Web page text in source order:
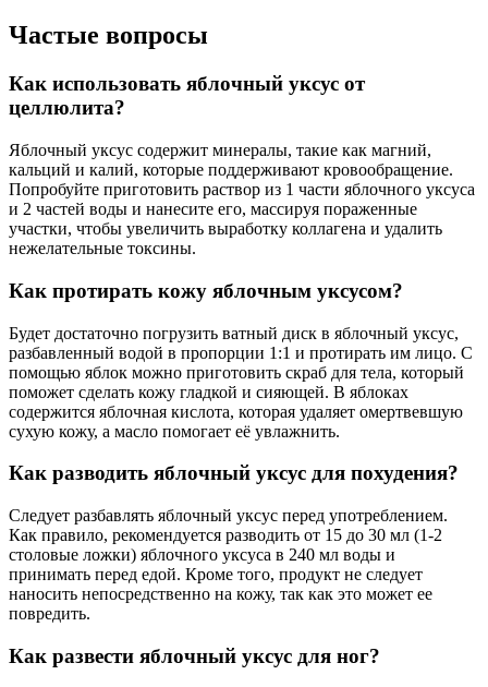
Частые вопросы
Как использовать яблочный уксус от
целлюлита?
Яблочный уксус содержит минералы, такие как магний,
кальций и калий, которые поддерживают кровообращение.
Попробуйте приготовить раствор из 1 части яблочного уксуса
и 2 частей воды и нанесите его, массируя пораженные
участки, чтобы увеличить выработку коллагена и удалить
нежелательные токсины.
Как протирать кожу яблочным уксусом?
Будет достаточно погрузить ватный диск в яблочный уксус,
разбавленный водой в пропорции 1:1 и протирать им лицо. С
помощью яблок можно приготовить скраб для тела, который
поможет сделать кожу гладкой и сияющей. В яблоках
содержится яблочная кислота, которая удаляет омертвевшую
сухую кожу, а масло помогает её увлажнить.
Как разводить яблочный уксус для похудения?
Следует разбавлять яблочный уксус перед употреблением.
Как правило, рекомендуется разводить от 15 до 30 мл (1-2
столовые ложки) яблочного уксуса в 240 мл воды и
принимать перед едой. Кроме того, продукт не следует
наносить непосредственно на кожу, так как это может ее
повредить.
Как развести яблочный уксус для ног?